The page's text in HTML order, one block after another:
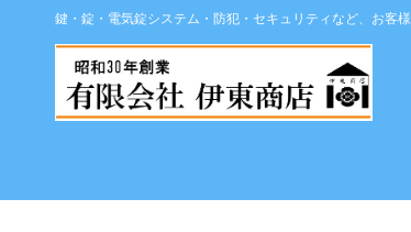
鍵・錠・電気錠システム・防犯・セキュリティなど、お客